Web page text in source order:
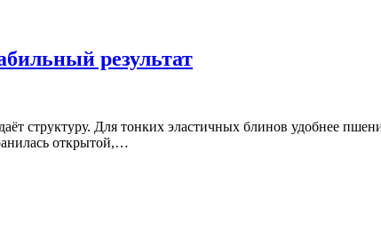
результат
структуру. Для тонких эластичных блинов удобнее
открытой,…